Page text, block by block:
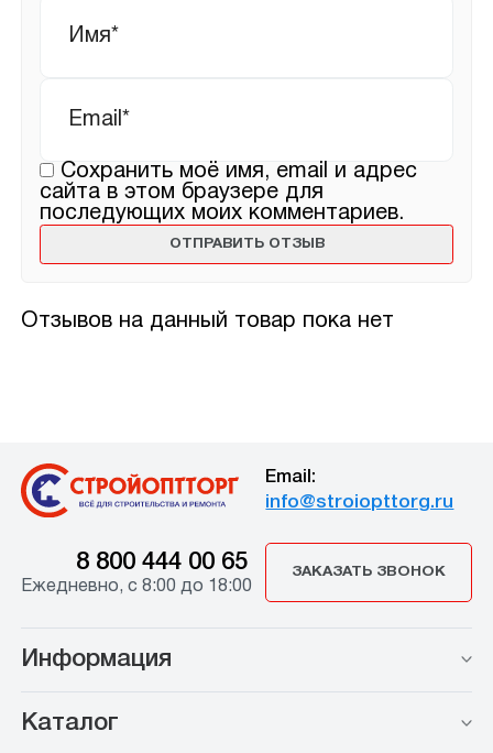
Отзывов на данный товар пока нет
Сохранить моё имя, email и адрес
сайта в этом браузере для
последующих моих комментариев.
Email:
info@stroiopttorg.ru
8 800 444 00 65
Ежедневно, с 8:00 до 18:00
ЗАКАЗАТЬ ЗВОНОК
Информация
Каталог